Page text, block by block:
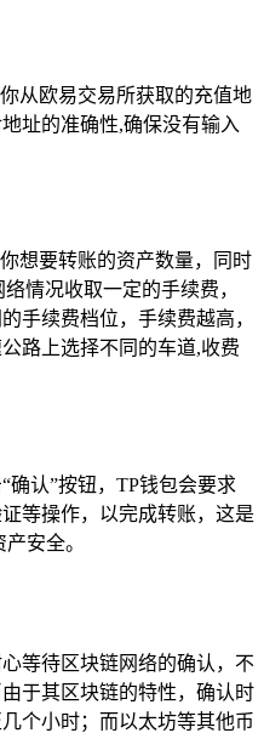
从欧易交易所获取的充值地
址的准确性,确保没有输入
想要转账的资产数量，同时
情况收取一定的手续费，
手续费档位，手续费越高，
路上选择不同的车道,收费
确认”按钮，TP钱包会要求
等操作，以完成转账，这是
安全。
等待区块链网络的确认，不
于其区块链的特性，确认时
个小时；而以太坊等其他币